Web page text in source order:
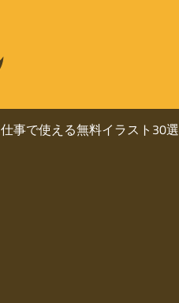
ネ
仕事で使える無料イラスト30選